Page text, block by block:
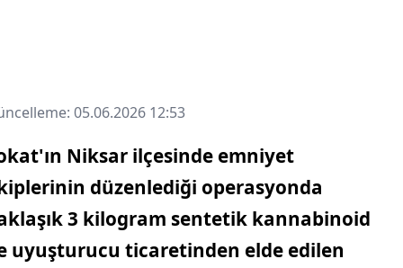
05.06.2026 12:53
Niksar ilçesinde emniyet
düzenlediği operasyonda
3 kilogram sentetik kannabinoid
uyuşturucu ticaretinden elde edilen